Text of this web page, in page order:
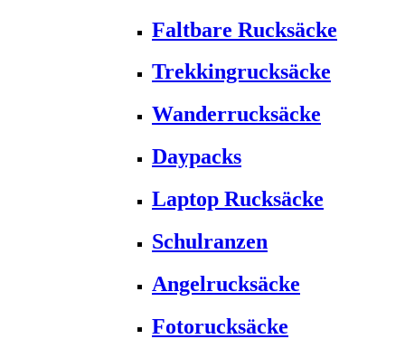
Faltbare Rucksäcke
Trekkingrucksäcke
Wanderrucksäcke
Daypacks
Laptop Rucksäcke
Schulranzen
Angelrucksäcke
Fotorucksäcke